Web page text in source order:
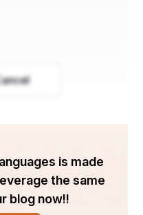
के कारण बाघ अक्सर
स्थिति मानव-बाघ संघर्ष
द्वारा मवेशियों पर हमला
में बाघों के प्रति
और शिकार पर प्रतिकूल
आवास में हो रहे
Cancel
is made
the same
blog now!!